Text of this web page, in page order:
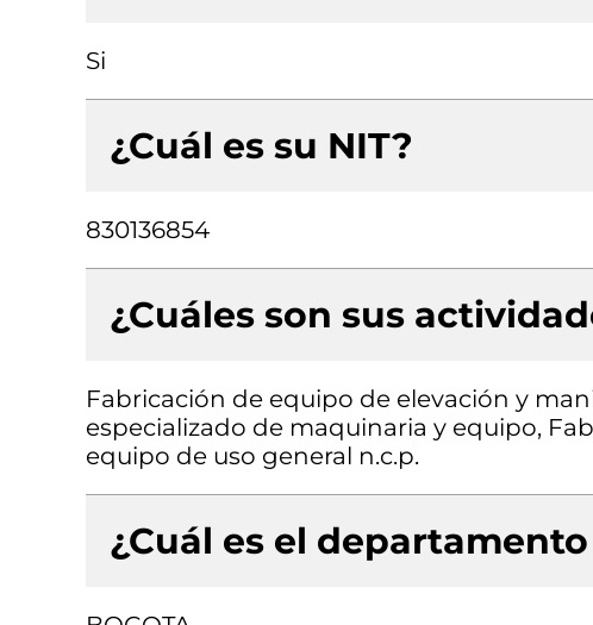
Si
¿Cuál es su NIT?
830136854
¿Cuáles son sus
Fabricación de equipo de elevación y
especializado de maquinaria y equipo,
equipo de uso general n.c.p.
¿Cuál es el